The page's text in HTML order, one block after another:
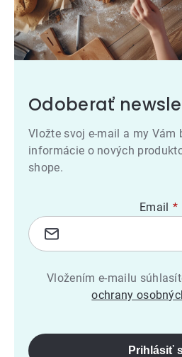
Odoberať
Vložte svoj e-mail a my Vám
informácie o nových
shope.
Email
Vložením e-mailu
ochrany
Prihlásiť